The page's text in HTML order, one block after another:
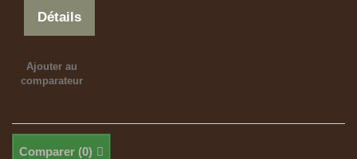
Détails
Ajouter au
comparateur
Comparer (0)